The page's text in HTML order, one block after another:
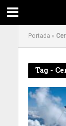
Portada »
Tag -